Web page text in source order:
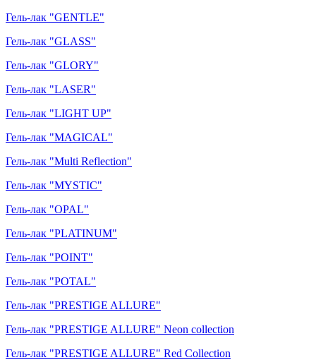
Гель-лак "GENTLE"
Гель-лак "GLASS"
Гель-лак "GLORY"
Гель-лак "LASER"
Гель-лак "LIGHT UP"
Гель-лак "MAGICAL"
Гель-лак "Multi Reflection"
Гель-лак "MYSTIC"
Гель-лак "OPAL"
Гель-лак "PLATINUM"
Гель-лак "POINT"
Гель-лак "POTAL"
Гель-лак "PRESTIGE ALLURE"
Гель-лак "PRESTIGE ALLURE" Neon collection
Гель-лак "PRESTIGE ALLURE" Red Collection